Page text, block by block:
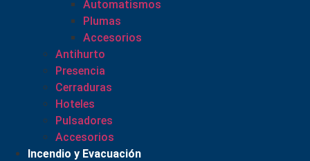
Automatismos
Plumas
Accesorios
Antihurto
Presencia
Cerraduras
Hoteles
Pulsadores
Accesorios
Incendio y Evacuación